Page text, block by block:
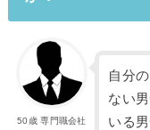
50歳 専門職会社
自分
ない
いる